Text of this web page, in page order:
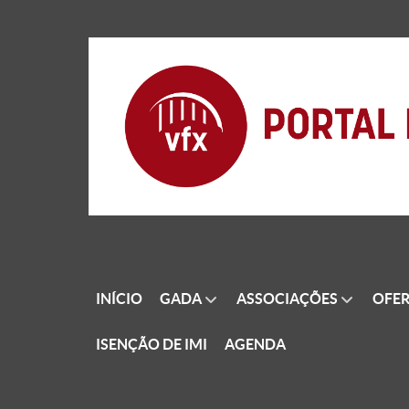
INÍCIO GADA ASSOCIAÇÕES
ISENÇÃO DE IMI AGENDA